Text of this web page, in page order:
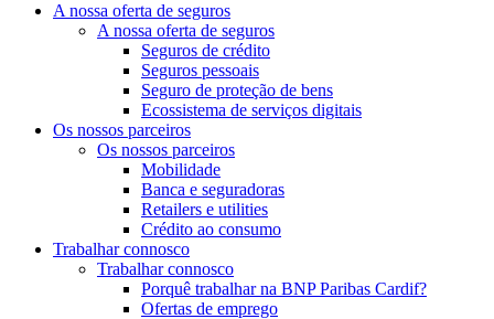
A nossa oferta de seguros
A nossa oferta de seguros
Seguros de crédito
Seguros pessoais
Seguro de proteção de bens
Ecossistema de serviços digitais
Os nossos parceiros
Os nossos parceiros
Mobilidade
Banca e seguradoras
Retailers e utilities
Crédito ao consumo
Trabalhar connosco
Trabalhar connosco
Porquê trabalhar na BNP Paribas Cardif?
Ofertas de emprego